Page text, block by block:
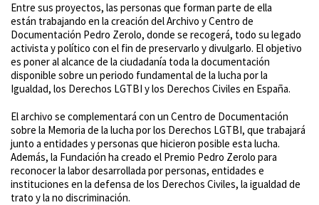
Entre sus proyectos, las personas que forman parte de ella
están trabajando en la creación del Archivo y Centro de
Documentación Pedro Zerolo, donde se recogerá, todo su legado
activista y político con el fin de preservarlo y divulgarlo. El objetivo
es poner al alcance de la ciudadanía toda la documentación
disponible sobre un periodo fundamental de la lucha por la
Igualdad, los Derechos LGTBI y los Derechos Civiles en España.
El archivo se complementará con un Centro de Documentación
sobre la Memoria de la lucha por los Derechos LGTBI, que trabajará
junto a entidades y personas que hicieron posible esta lucha.
Además, la Fundación ha creado el Premio Pedro Zerolo para
reconocer la labor desarrollada por personas, entidades e
instituciones en la defensa de los Derechos Civiles, la igualdad de
trato y la no discriminación.